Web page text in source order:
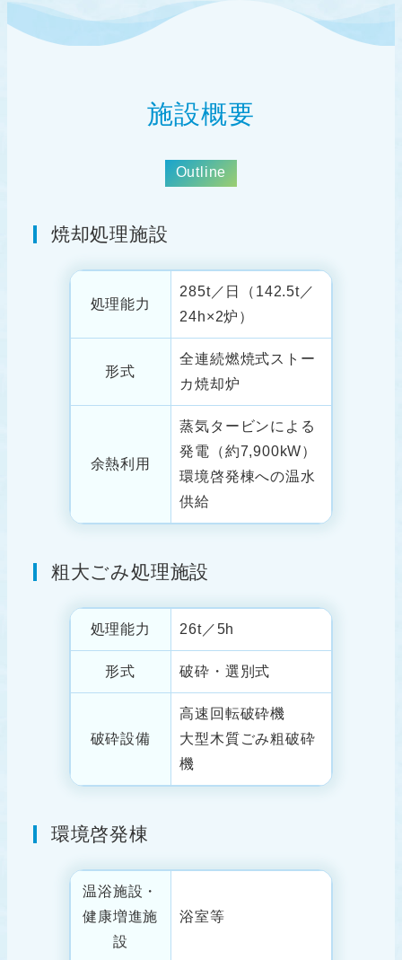
施設概要
Outline
焼却処理施設
処理能⼒
285t／⽇（142.5t／
24h×2炉）
形式
全連続燃焼式ストー
カ焼却炉
余熱利⽤
蒸気タービンによる
発電（約7,900kW）
環境啓発棟への温⽔
供給
粗⼤ごみ処理施設
処理能⼒ 26t／5h
形式 破砕・選別式
破砕設備
高速回転破砕機
大型木質ごみ粗破砕
機
環境啓発棟
温浴施設・
健康増進施
設
浴室等